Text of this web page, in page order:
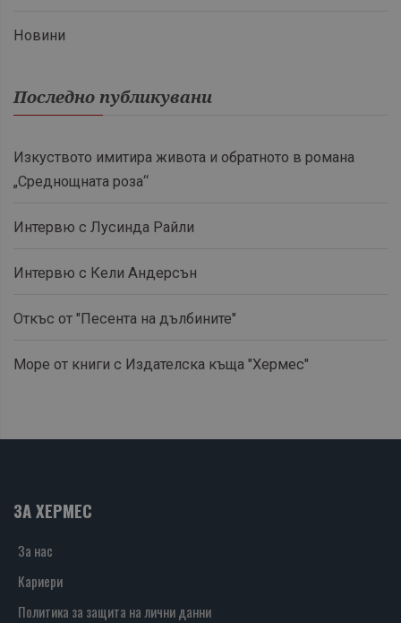
Новини
Последно публикувани
Изкуството имитира живота и обратното в романа
„Среднощната роза“
Интервю с Лусинда Райли
Интервю с Кели Андерсън
Откъс от "Песента на дълбините"
Море от книги с Издателска къща "Хермес"
ЗА ХЕРМЕС
За нас
Кариери
Политика за защита на лични данни